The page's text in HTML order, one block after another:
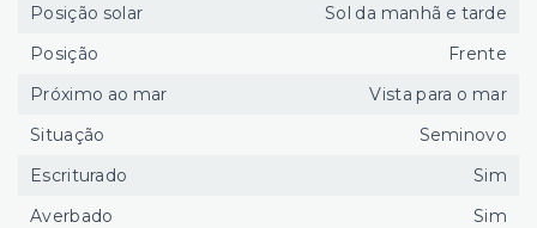
Posição solar
Sol da manhã e tarde
Posição
Frente
Próximo ao mar
Vista para o mar
Situação
Seminovo
Escriturado
Sim
Averbado
Sim